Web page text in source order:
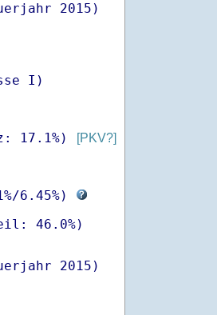
2015)
I)
17.1%)
[PKV?]
/6.45%)
2015)